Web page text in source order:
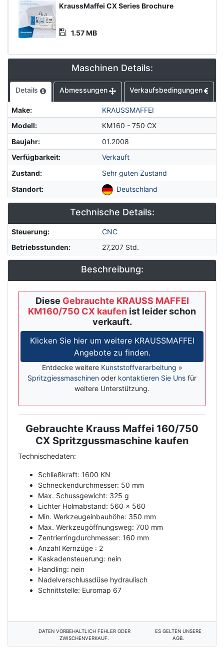
KraussMaffei CX Series Brochure
1.57 MB
Maschinen Details:
Details Abmessungen Verkaufsbedingungen
Make:
KRAUSSMAFFEI
Modell:
KM160 - 750 CX
Baujahr:
01.2008
Verfügbarkeit:
Verkauft
Zustand:
Sehr guten Zustand
Standort: Deutschland
Technische Details:
Steuerung:
CNC
Betriebsstunden: 27,207 Std.
Beschreibung:
Diese Gebrauchte KRAUSS MAFFEI
KM160/750 CX kaufen ist leider schon
verkauft.
Klicken Sie hier um weitere KRAUSSMAFFEI
Angebote zu finden.
Entdecke weitere Kunststoffverarbeitung »
Spritzgiessmaschinen oder kontaktieren Sie Uns für
weitere Unterstützung.
Description
Gebrauchte Krauss Maffei 160/750
CX Spritzgussmaschine kaufen
Technischedaten:
Schließkraft: 1600 KN
Schneckendurchmesser: 50 mm
Max. Schussgewicht: 325 g
Lichter Holmabstand: 560 x 560
Min. Werkzeugeinbauhöhe: 350 mm
Max. Werkzeugöffnungsweg: 700 mm
Zentrierringdurchmesser: 160 mm
Anzahl Kernzüge : 2
Kaskadensteuerung: nein
Handling: nein
Nadelverschlussdüse hydraulisch
Schnittstelle: Euromap 67
DATEN VORBEHALTLICH FEHLER ODER
ZWISCHENVERKAUF.
ES GELTEN UNSERE
AGB.